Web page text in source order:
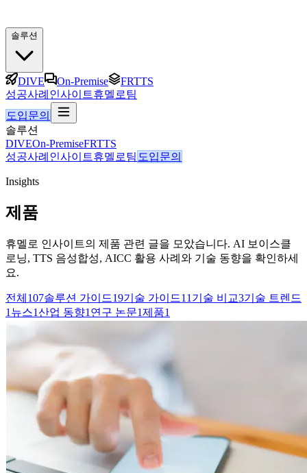
솔루션
DIVE On-Premise
FRTTS
성공사례 인사이트휴멜로팀
도입문의
솔루션
DIVEOn-PremiseFRTTS
성공사례 인사이트휴멜로팀 도입문의
Insights
제품
휴멜로 인사이트의 제품 관련 글을 모았습니다. AI 보이스클
로닝, TTS 음성합성, AICC 활용 사례와 기술 동향을 확인하세
요.
전체 107솔루션 가이드19기술 가이드11 기술 비교3기술 트렌드
1 뉴스1산업 동향1 연구 논문1제품1